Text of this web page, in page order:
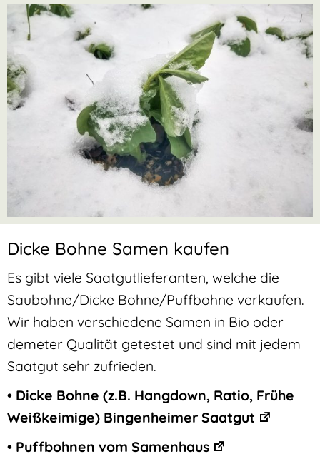
Dicke Bohne Samen kaufen
Es gibt viele Saatgutlieferanten, welche die
Saubohne/Dicke Bohne/Puffbohne verkaufen.
Wir haben verschiedene Samen in Bio oder
demeter Qualität getestet und sind mit jedem
Saatgut sehr zufrieden.
• Dicke Bohne (z.B. Hangdown, Ratio, Frühe
Weißkeimige) Bingenheimer Saatgut
• Puffbohnen vom Samenhaus